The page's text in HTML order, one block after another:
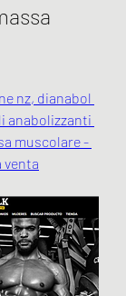
nz, dianabol
anabolizzanti
muscolare -
venta